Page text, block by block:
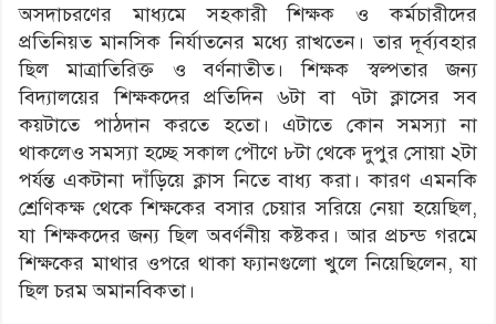
অসদাচরণের মাধ্যমে সহকারী শিক্ষক ও কর্মচারীদের
প্রতিনিয়ত মানসিক নির্যাতনের মধ্যে রাখতেন। তার দূর্ব্যবহার
ছিল মাত্রাতিরিক্ত ও বর্ণনাতীত। শিক্ষক স্বল্পতার জন্য
বিদ্যালয়ের শিক্ষকদের প্রতিদিন ৬টা বা ৭টা ক্লাসের সব
কয়টাতে পাঠদান করতে হতো। এটাতে কোন সমস্যা না
থাকলেও সমস্যা হচ্ছে সকাল পৌণে ৮টা থেকে দুপুর সোয়া ২টা
পর্যন্ত একটানা দাঁড়িয়ে ক্লাস নিতে বাধ্য করা। কারণ এমনকি
শ্রেণিকক্ষ থেকে শিক্ষকের বসার চেয়ার সরিয়ে নেয়া হয়েছিল,
যা শিক্ষকদের জন্য ছিল অবর্ণনীয় কষ্টকর। আর প্রচন্ড গরমে
শিক্ষকের মাথার ওপরে থাকা ফ্যানগুলো খুলে নিয়েছিলেন, যা
ছিল চরম অমানবিকতা।